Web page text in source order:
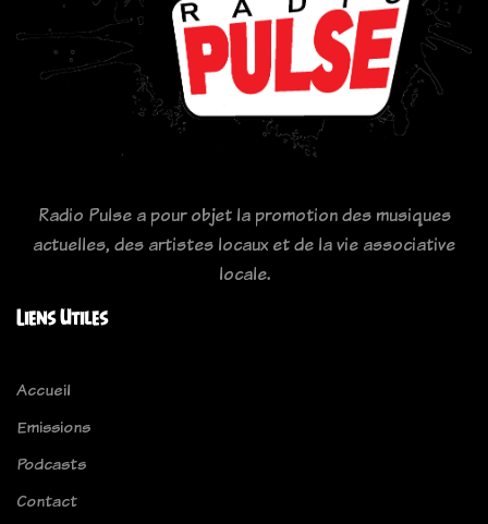
Radio Pulse a pour objet la promotion des musiques
actuelles, des artistes locaux et de la vie associative
locale.
Liens Utiles
Accueil
Emissions
Podcasts
Contact